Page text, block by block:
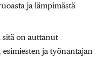
ja lämpimästä
on auttanut
ja työnantajan